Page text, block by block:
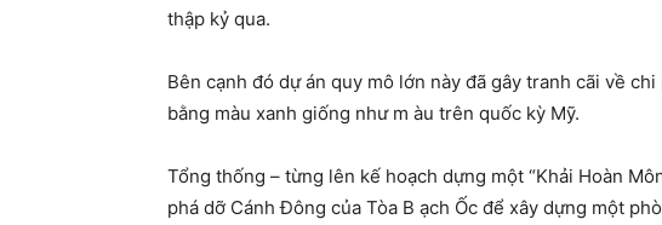
thập kỷ qua.
Bên cạnh đó dự án quy mô lớn này đã gây tranh cãi về
bằng màu xanh giống như m àu trên quốc kỳ Mỹ.
Tổng thống – từng lên kế hoạch dựng một “Khải Hoàn
phá dỡ Cánh Đông của Tòa B ạch Ốc để xây dựng một